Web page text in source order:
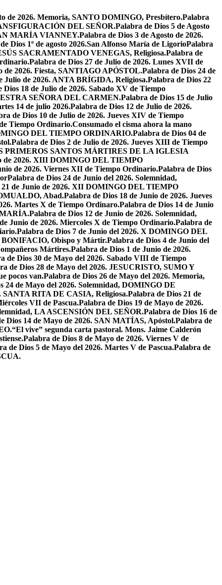
de 2026. Memoria, SANTO DOMINGO, Presbítero.Palabra
DEL SEÑOR.Palabra de Dios 5 de Agosto
MARÍA VIANNEY.Palabra de Dios 3 de Agosto de 2026.
Dios 1º de agosto 2026.San Alfonso María de LigorioPalabra
SACRAMENTADO VENEGAS, Religiosa.Palabra de
Palabra de Dios 27 de Julio de 2026. Lunes XVII de
de 2026. Fiesta, SANTIAGO APÓSTOL.Palabra de Dios 24 de
Julio de 2026. ANTA BRÍGIDA, Religiosa.Palabra de Dios 22
Dios 18 de Julio de 2026. Sabado XV de Tiempo
SEÑORA DEL CARMEN.Palabra de Dios 15 de Julio
14 de julio 2026.Palabra de Dios 12 de Julio de 2026.
de Dios 10 de Julio de 2026. Jueves XIV de Tiempo
Tiempo Ordinario.Consumado el cisma ahora la mano
DEL TIEMPO ORDINARIO.Palabra de Dios 04 de
Palabra de Dios 2 de Julio de 2026. Jueves XIII de Tiempo
PRIMEROS SANTOS MÁRTIRES DE LA IGLESIA
de 2026. XIII DOMINGO DEL TIEMPO
de 2026. Viernes XII de Tiempo Ordinario.Palabra de Dios
Palabra de Dios 24 de Junio del 2026. Solemnidad,
21 de Junio de 2026. XII DOMINGO DEL TIEMPO
Abad.Palabra de Dios 18 de Junio de 2026. Jueves
Martes X de Tiempo Ordinaro.Palabra de Dios 14 de Junio
MARÍA.Palabra de Dios 12 de Junio de 2026. Solemnidad,
Junio de 2026. Miercoles X de Tiempo Ordinario.Palabra de
Palabra de Dios 7 de Junio del 2026. X DOMINGO DEL
BONIFACIO, Obispo y Mártir.Palabra de Dios 4 de Junio del
Mártires.Palabra de Dios 1 de Junio de 2026.
de Dios 30 de Mayo del 2026. Sabado VIII de Tiempo
de Dios 28 de Mayo del 2026. JESUCRISTO, SUMO Y
pocos van.Palabra de Dios 26 de Mayo del 2026. Memoria,
24 de Mayo del 2026. Solemnidad, DOMINGO DE
SANTA RITA DE CASIA, Religiosa.Palabra de Dios 21 de
VII de Pascua.Palabra de Dios 19 de Mayo de 2026.
LA ASCENSIÓN DEL SEÑOR.Palabra de Dios 16 de
Dios 14 de Mayo de 2026. SAN MATÍAS, Apóstol.Palabra de
“El vive” segunda carta pastoral. Mons. Jaime Calderón
Palabra de Dios 8 de Mayo de 2026. Viernes V de
de Dios 5 de Mayo del 2026. Martes V de Pascua.Palabra de